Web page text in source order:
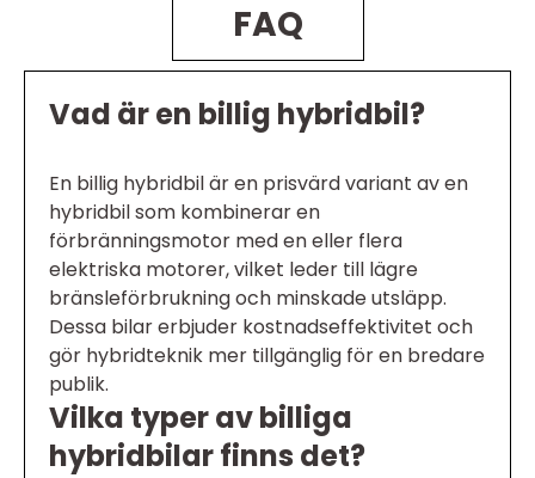
FAQ
Vad är en billig hybridbil?
En billig hybridbil är en prisvärd variant av en
hybridbil som kombinerar en
förbränningsmotor med en eller flera
elektriska motorer, vilket leder till lägre
bränsleförbrukning och minskade utsläpp.
Dessa bilar erbjuder kostnadseffektivitet och
gör hybridteknik mer tillgänglig för en bredare
publik.
Vilka typer av billiga
hybridbilar finns det?